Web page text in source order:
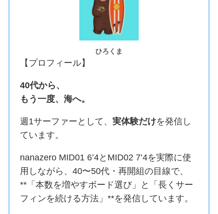
ひろくま
【プロフィール】
40代から、
もう一度、海へ。
週1サーファーとして、実体験だけを発信し
ています。
nanazero MID01 6’4とMID02 7’4を実際に使
用しながら、40〜50代・再開組の目線で、
**「本数を増やすボード選び」と「長くサー
フィンを続ける方法」**を発信しています。